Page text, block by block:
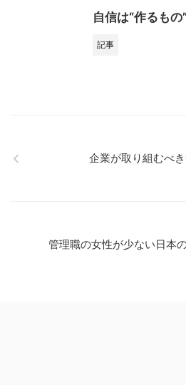
自信は“作るも
記事
企業が取り組むべ
管理職の女性が少ない日本